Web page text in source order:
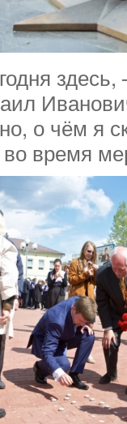
о чём я
время